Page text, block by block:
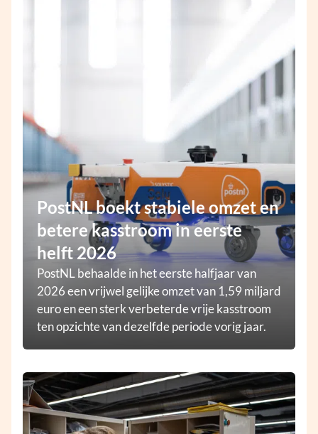
PostNL boekt stabiele omzet en
betere kasstroom in eerste
helft 2026
PostNL behaalde in het eerste halfjaar van
2026 een vrijwel gelijke omzet van 1,59 miljard
euro en een sterk verbeterde vrije kasstroom
ten opzichte van dezelfde periode vorig jaar.